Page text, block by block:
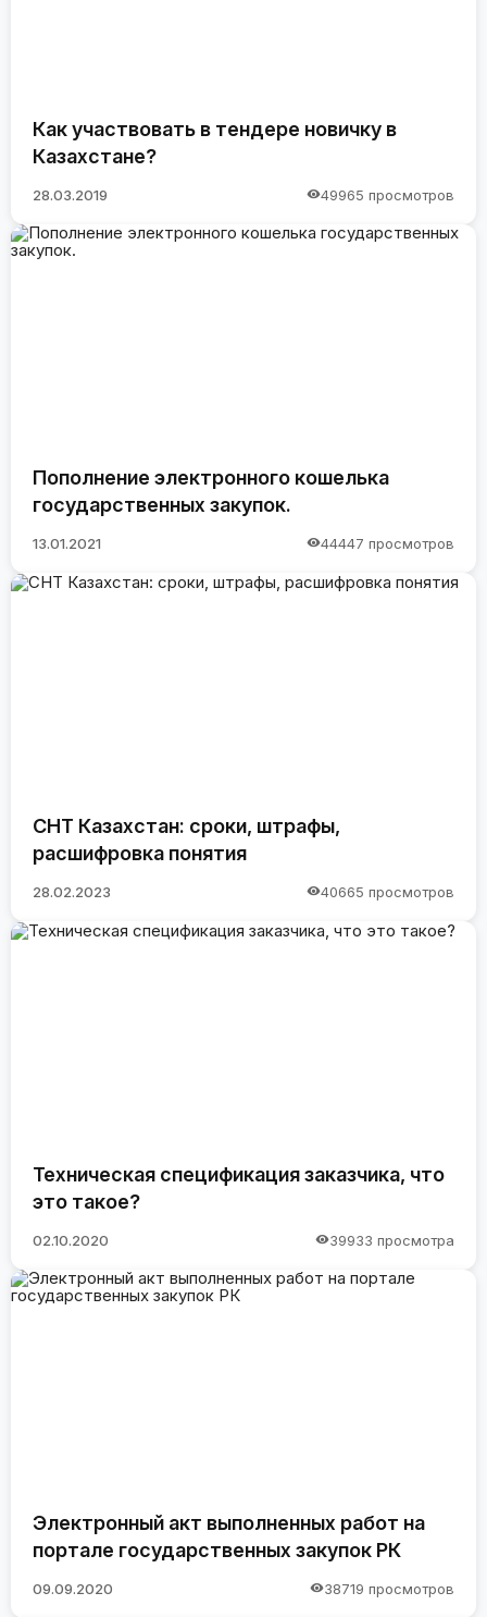
Как участвовать в тендере новичку в
Казахстане?
28.03.2019 49965 просмотров
Пополнение электронного кошелька
государственных закупок.
13.01.2021 44447 просмотров
СНТ Казахстан: сроки, штрафы,
расшифровка понятия
28.02.2023 40665 просмотров
Техническая спецификация заказчика, что
это такое?
02.10.2020 39933 просмотра
Электронный акт выполненных работ на
портале государственных закупок РК
09.09.2020 38719 просмотров